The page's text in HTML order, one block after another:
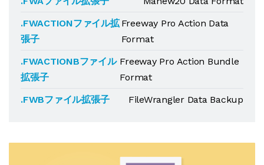
.FWACTIONファイル拡
張子
Freeway Pro Action Data
Format
.FWACTIONBファイル
拡張子
Freeway Pro Action Bundle
Format
.FWBファイル拡張子
FileWrangler Data Backup